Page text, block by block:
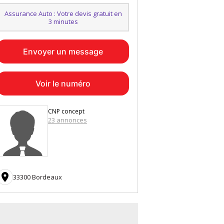
Assurance Auto : Votre devis gratuit en
3 minutes
Envoyer un message
Voir le numéro
CNP concept
23 annonces
33300 Bordeaux